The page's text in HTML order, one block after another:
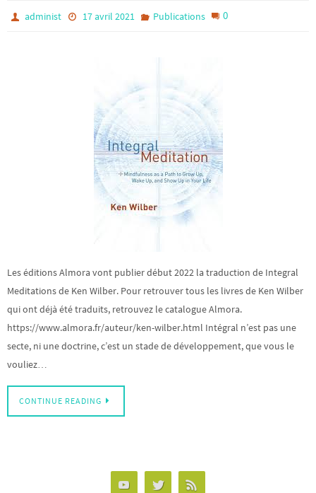
administ 17 avril 2021 Publications 0
Les éditions Almora vont publier début 2022 la traduction de Integral
Meditations de Ken Wilber. Pour retrouver tous les livres de Ken Wilber
qui ont déjà été traduits, retrouvez le catalogue Almora.
https://www.almora.fr/auteur/ken-wilber.html Intégral n’est pas une
secte, ni une doctrine, c’est un stade de développement, que vous le
vouliez…
CONTINUE READING